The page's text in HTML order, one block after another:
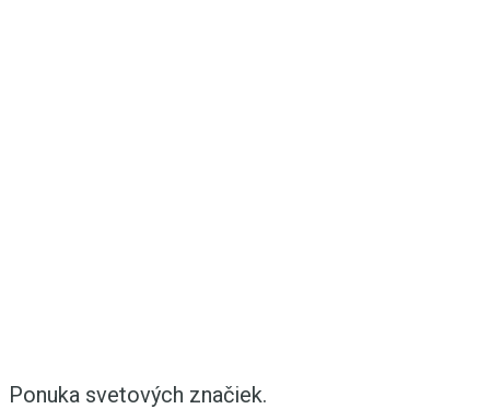
Ponuka svetových značiek.